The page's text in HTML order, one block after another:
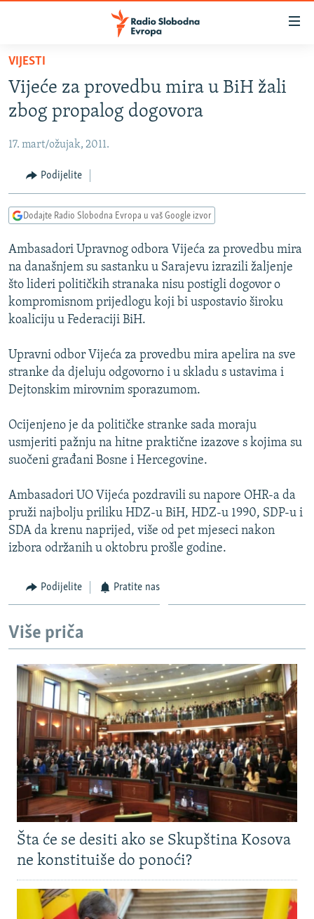
Pređite
glavni
sadržaj
na
navigaciju
Pređite
na
BOSNA I HERCEGOVINA
SRBIJA
KOSOVO
CRNA GORA
VIDEO
FOTOGALERIJE
INFOGRAFIKE
PODCASTI
RAT U UKRAJINI
KINA NA BALKANU
RSE PRIČE IZ SVIJETA
ISPRIČAJ MI
DNEVNO@RSE
SPECIJALI RSE
GENOCID U SREBRENICI
POPLAVE I KLIZIŠTA U BIH 2024.
POST SCRIPTUM
MOJA EVROPA
SVE KARTE DEJTONA
NASTANAK I RASPAD JUGOSLAVIJE
VIJESTI
Vijeće za provedbu mira u BiH žali
zbog propalog dogovora
17. mart/ožujak, 2011.
Podijelite
Dodajte Radio Slobodna Evropa u vaš Google izvor
Ambasadori Upravnog odbora Vijeća za provedbu mira
na današnjem su sastanku u Sarajevu izrazili žaljenje
što lideri političkih stranaka nisu postigli dogovor o
kompromisnom prijedlogu koji bi uspostavio široku
koaliciju u Federaciji BiH.
Upravni odbor Vijeća za provedbu mira apelira na sve
stranke da djeluju odgovorno i u skladu s ustavima i
Dejtonskim mirovnim sporazumom.
Ocijenjeno je da političke stranke sada moraju
usmjeriti pažnju na hitne praktične izazove s kojima su
suočeni građani Bosne i Hercegovine.
Ambasadori UO Vijeća pozdravili su napore OHR-a da
pruži najbolju priliku HDZ-u BiH, HDZ-u 1990, SDP-u i
SDA da krenu naprijed, više od pet mjeseci nakon
izbora održanih u oktobru prošle godine.
Podijelite Pratite nas
Više priča
Šta će se desiti ako se Skupština Kosova
ne konstituiše do ponoći?